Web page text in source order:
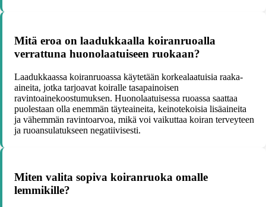
Mitä eroa on laadukkaalla koiranruoalla
verrattuna huonolaatuiseen ruokaan?
Laadukkaassa koiranruoassa käytetään korkealaatuisia raaka-
aineita, jotka tarjoavat koiralle tasapainoisen
ravintoainekoostumuksen. Huonolaatuisessa ruoassa saattaa
puolestaan olla enemmän täyteaineita, keinotekoisia lisäaineita
ja vähemmän ravintoarvoa, mikä voi vaikuttaa koiran terveyteen
ja ruoansulatukseen negatiivisesti.
Miten valita sopiva koiranruoka omalle
lemmikille?